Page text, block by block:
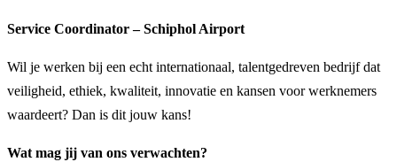
Service Coordinator – Schiphol Airport
Wil je werken bij een echt internationaal, talentgedreven bedrijf dat
veiligheid, ethiek, kwaliteit, innovatie en kansen voor werknemers
waardeert? Dan is dit jouw kans!
Wat mag jij van ons verwachten?